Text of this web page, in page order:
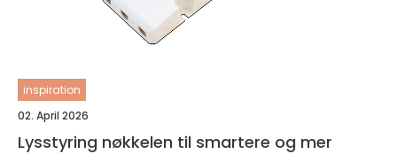
inspiration
02. April 2026
Lysstyring nøkkelen til smartere og mer